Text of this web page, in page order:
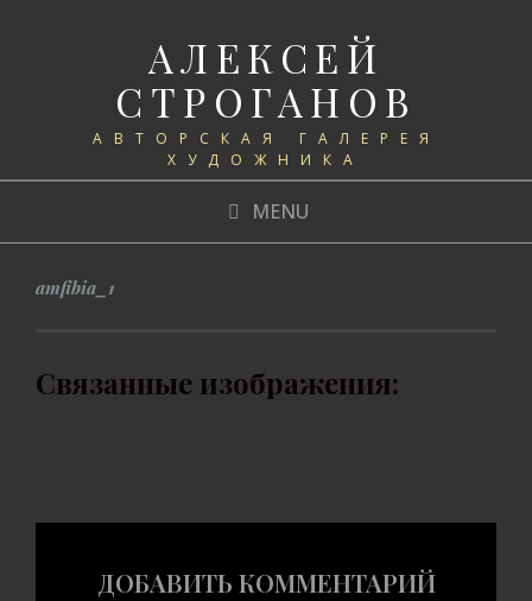
АЛЕКСЕЙ
СТРОГАНОВ
АВТОРСКАЯ ГАЛЕРЕЯ
ХУДОЖНИКА
MENU
amfibia_1
Связанные изображения:
ДОБАВИТЬ КОММЕНТАРИЙ